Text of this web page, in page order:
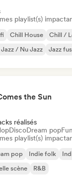
playlist(s)
Chill House
Chill /
/ Nu Jazz Jazz
the Sun
réalisés
DiscoDream pop
playlist(s)
pop Indie folk
scène R&B